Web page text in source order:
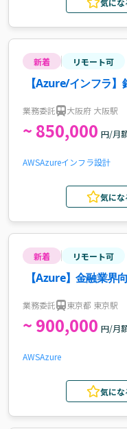
新着 リモート可
【Azure/インフラ
業務委託 大阪府 大阪駅
~ 850,000 円/月
AWSAzureインフラ設計
気にな
新着 リモート可
【Azure】金融業界
業務委託 東京都 東京駅
~ 900,000 円/月
AWSAzure
気にな